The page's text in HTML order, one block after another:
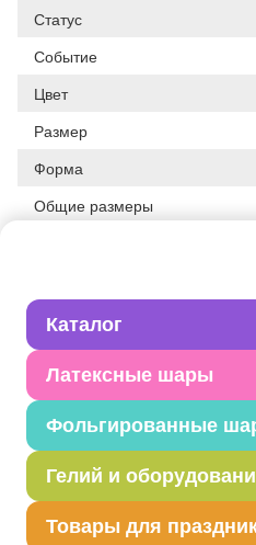
Каталог
Латексные шары
Фольгированные
Гелий и
Товары для
Статус
Событие
Цвет
Размер
Форма
Общие размеры
Вес
Описание товара
Объемная фигура в форме
оформлениях (для
букетах. При надувании
Имеет встроенный клапан -